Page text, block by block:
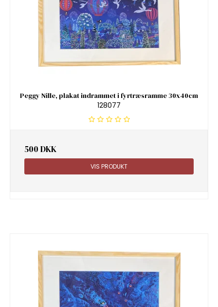
Peggy Nille, plakat indrammet i fyrtræsramme 30x40cm
128077
500 DKK
VIS PRODUKT